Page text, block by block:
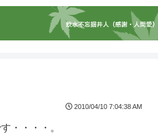
2010/04/10 7:04:38 AM
・・・・。